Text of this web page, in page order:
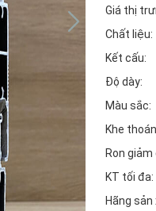
Giá thị
Chất liệu:
Kết cấu:
Độ dày:
Màu sắc:
Khe
Ron giảm
KT tối đa:
Hãng sản